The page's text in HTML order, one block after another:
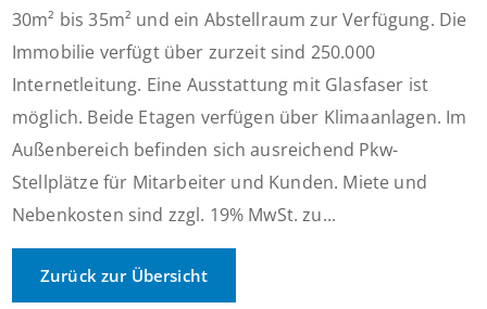
30m² bis 35m² und ein Abstellraum zur Verfügung. Die
Immobilie verfügt über zurzeit sind 250.000
Internetleitung. Eine Ausstattung mit Glasfaser ist
möglich. Beide Etagen verfügen über Klimaanlagen. Im
Außenbereich befinden sich ausreichend Pkw-
Stellplätze für Mitarbeiter und Kunden. Miete und
Nebenkosten sind zzgl. 19% MwSt. zu...
Zurück zur Übersicht